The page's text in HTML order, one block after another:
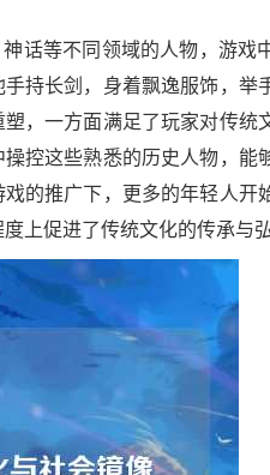
话等不同领域的人物，游戏
持长剑，身着飘逸服饰，举
，一方面满足了玩家对传统
控这些熟悉的历史人物，能
的推广下，更多的年轻人开
上促进了传统文化的传承与弘